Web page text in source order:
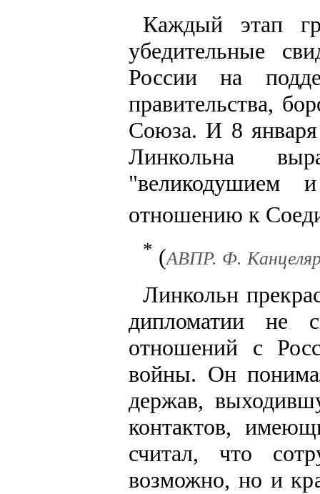
Каждый этап
убедительные
России на
правительства,
Союза. И 8
Линкольна
"великодушием
отношению к
* (АВПР. Ф.
Линкольн
дипломатии не
отношений с
войны. Он
держав,
контактов,
считал, что
возможно, но и